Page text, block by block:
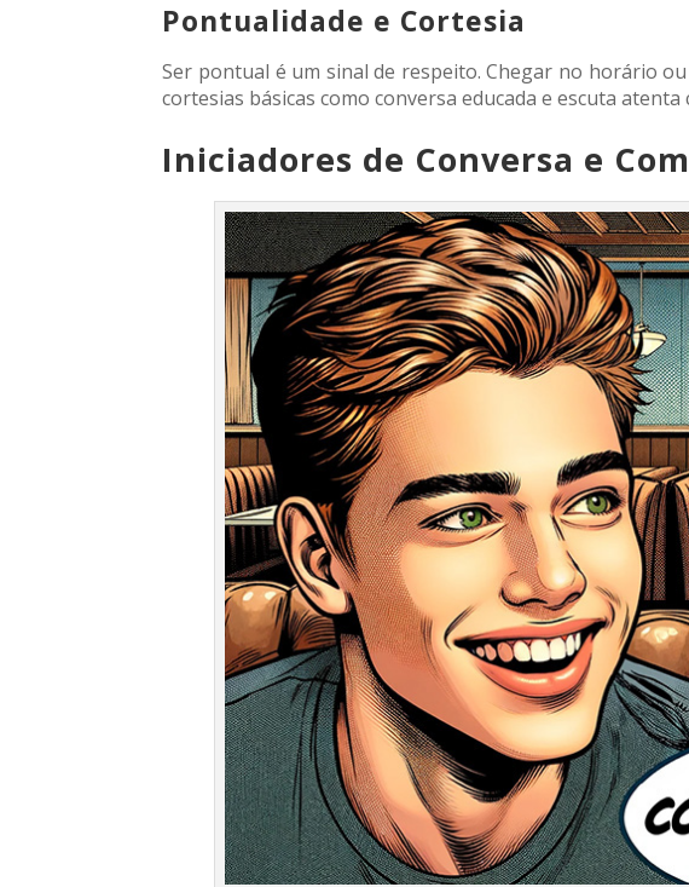
Pontualidade e Cortesia
Ser pontual é um sinal de respeito. Chegar no horário
cortesias básicas como conversa educada e escuta
Iniciadores de Conversa e